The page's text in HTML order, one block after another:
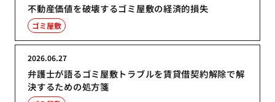
不動産価値を破壊するゴミ屋敷の経済的損失
ゴミ屋敷
弁護士が語るゴミ屋敷トラブルを賃貸借契約解除で解
決するための処方箋
2026.06.27